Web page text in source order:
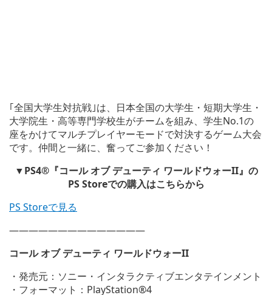
｢全国大学生対抗戦｣は、日本全国の大学生・短期大学生・
大学院生・高等専門学校生がチームを組み、学生No.1の
座をかけてマルチプレイヤーモードで対決するゲーム大会
です。仲間と一緒に、奮ってご参加ください！
▼PS4®『コール オブ デューティ ワールドウォーII』の
PS Storeでの購入はこちらから
PS Storeで見る
——————————————
コール オブ デューティ ワールドウォーII
・発売元：ソニー・インタラクティブエンタテインメント
・フォーマット：PlayStation®4